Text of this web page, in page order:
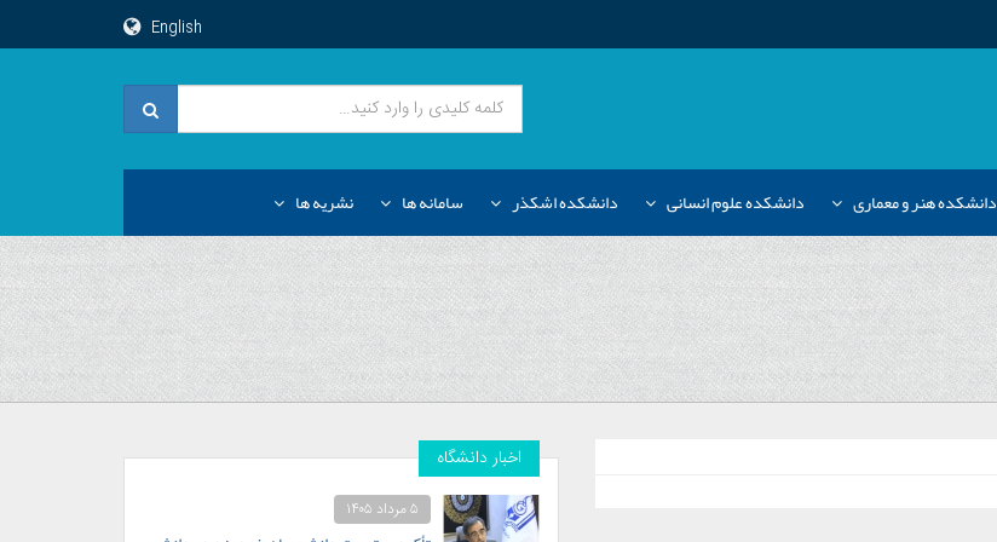
English
دانشکده هنر و معماری دانشکده علوم انسانی دانشکده اشکذر سامانه ها نشریه ها
اخبار دانشگاه
۵ مرداد ۱۴۰۵